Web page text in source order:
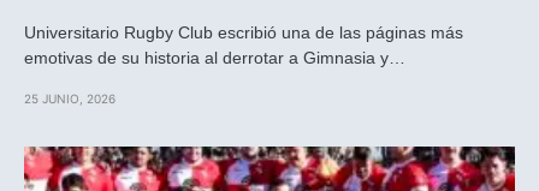
Universitario Rugby Club escribió una de las páginas más
emotivas de su historia al derrotar a Gimnasia y…
25 JUNIO, 2026